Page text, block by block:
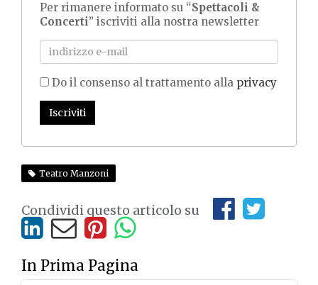
Per rimanere informato su “Spettacoli &
Concerti” iscriviti alla nostra newsletter
Do il consenso al trattamento alla privacy
Iscriviti
Teatro Manzoni
Condividi questo articolo su
In Prima Pagina